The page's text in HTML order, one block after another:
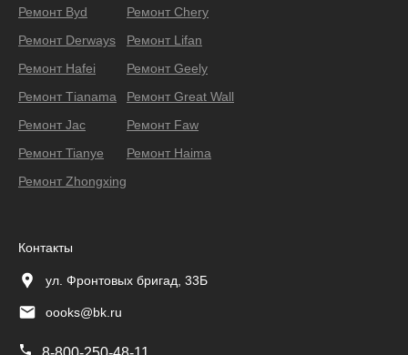
Ремонт Byd
Ремонт Derways
Ремонт Hafei
Ремонт Тianama
Ремонт Jac
Ремонт Tianye
Ремонт Zhongxing
Ремонт Chery
Ремонт Lifan
Ремонт Geely
Ремонт Great Wall
Ремонт Faw
Ремонт Haima
Контакты
ул. Фронтовых бригад, 33Б
oooks@bk.ru